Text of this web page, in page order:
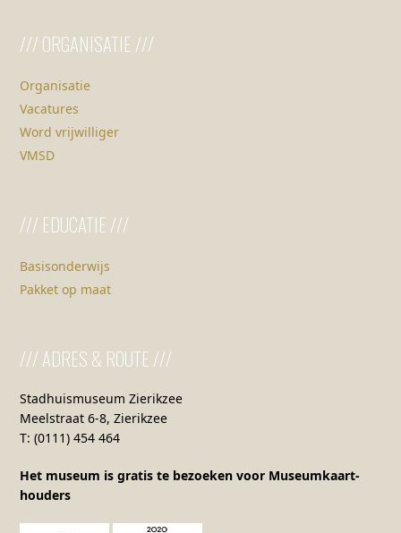
/// ORGANISATIE ///
Organisatie
Vacatures
Word vrijwilliger
VMSD
/// EDUCATIE ///
Basisonderwijs
Pakket op maat
/// ADRES & ROUTE ///
Stadhuismuseum Zierikzee
Meelstraat 6-8, Zierikzee
T: (0111) 454 464
Het museum is gratis te bezoeken voor Museumkaart-
houders